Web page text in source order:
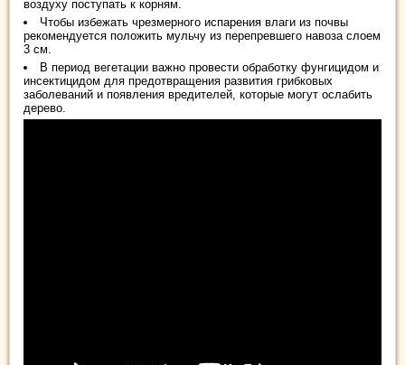
воздуху поступать к корням.
Чтобы избежать чрезмерного испарения влаги из почвы
рекомендуется положить мульчу из перепревшего навоза слоем
3 см.
В период вегетации важно провести обработку фунгицидом и
инсектицидом для предотвращения развития грибковых
заболеваний и появления вредителей, которые могут ослабить
дерево.